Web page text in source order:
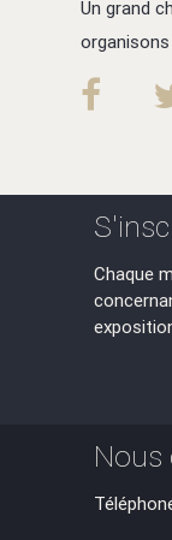
Un grand
Chaque
Nous